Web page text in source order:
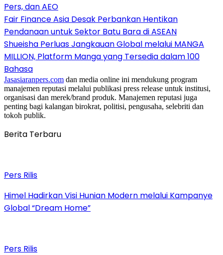
Pers, dan AEO
Fair Finance Asia Desak Perbankan Hentikan
Pendanaan untuk Sektor Batu Bara di ASEAN
Shueisha Perluas Jangkauan Global melalui MANGA
MILLION, Platform Manga yang Tersedia dalam 100
Bahasa
Jasasiaranpers.com dan media online ini mendukung program
manajemen reputasi melalui publikasi press release untuk institusi,
organisasi dan merek/brand produk. Manajemen reputasi juga
penting bagi kalangan birokrat, politisi, pengusaha, selebriti dan
tokoh publik.
Berita Terbaru
Pers Rilis
Himel Hadirkan Visi Hunian Modern melalui Kampanye
Global “Dream Home”
Pers Rilis